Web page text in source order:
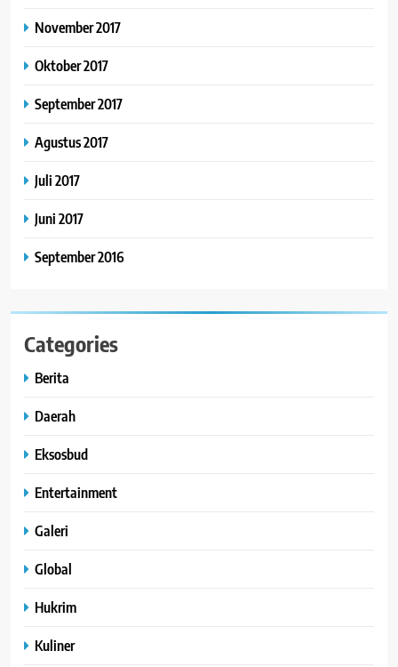
November 2017
Oktober 2017
September 2017
Agustus 2017
Juli 2017
Juni 2017
September 2016
Categories
Berita
Daerah
Eksosbud
Entertainment
Galeri
Global
Hukrim
Kuliner